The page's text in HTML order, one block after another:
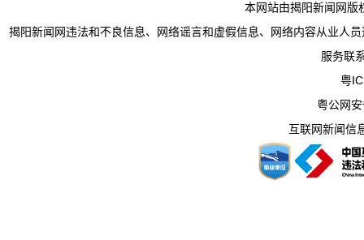
本网站由揭阳新闻网版
揭阳新闻网违法和不良信息、网络谣言和虚假信息、网络内容从业人
服务联
粤
粤公网
互联网新闻信